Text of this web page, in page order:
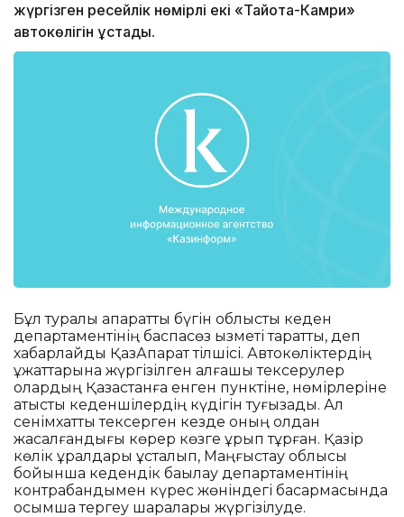
жүргізген ресейлік нөмірлі екі «Тайота-Камри»
автокөлігін ұстады.
Бұл туралы ақпаратты бүгін облыстық кеден
департаментінің баспасөз қызметі таратты, деп
хабарлайды ҚазАқпарат тілшісі. Автокөліктердің
құжаттарына жүргізілген алғашқы тексерулер
олардың Қазақстанға енген пунктіне, нөмірлеріне
қатысты кеденшілердің күдігін туғызады. Ал
сенімхатты тексерген кезде оның қолдан
жасалғандығы көрер көзге ұрып тұрған. Қазір
көлік құралдары ұсталып, Маңғыстау облысы
бойынша кедендік бақылау департаментінің
контрабандымен күрес жөніндегі басқармасында
қосымша тергеу шаралары жүргізілуде.